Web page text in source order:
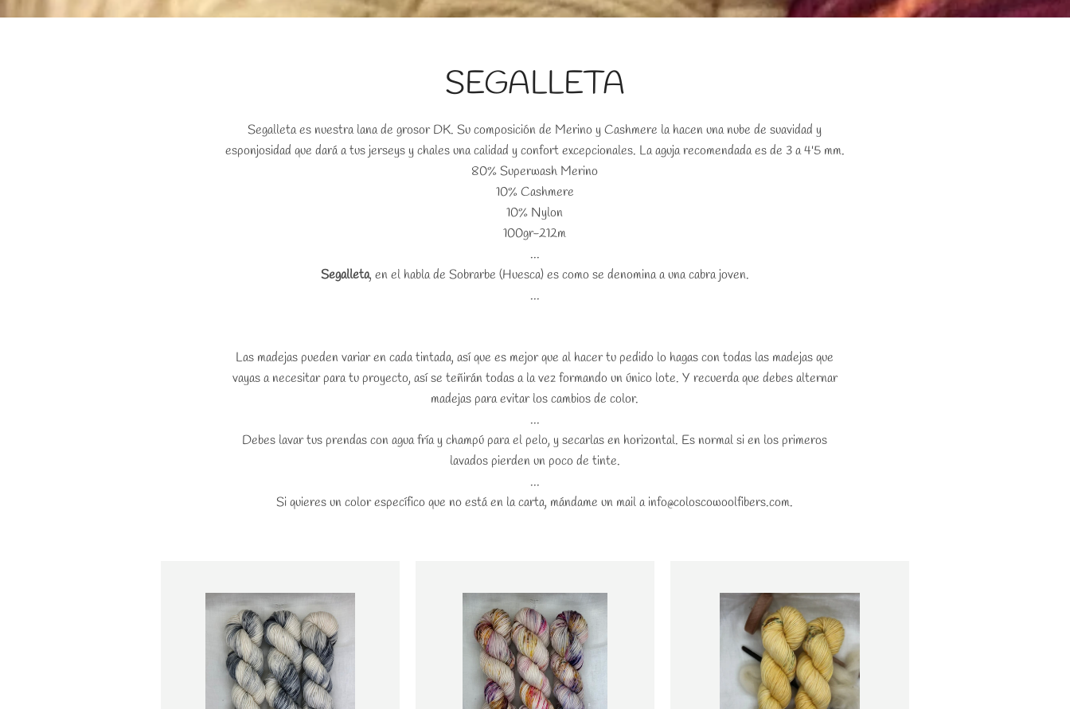
SEGALLETA
Segalleta es nuestra lana de grosor DK. Su composición de Merino y Cashmere la hacen una nube de suavidad y
esponjosidad que dará a tus jerseys y chales una calidad y confort excepcionales. La aguja recomendada es de 3 a 4'5 mm.
80% Superwash Merino
10% Cashmere
10% Nylon
100gr-212m
...
Segalleta, en el habla de Sobrarbe (Huesca) es como se denomina a una cabra joven.
...
Las madejas pueden variar en cada tintada, así que es mejor que al hacer tu pedido lo hagas con todas las madejas que
vayas a necesitar para tu proyecto, así se teñirán todas a la vez formando un único lote. Y recuerda que debes alternar
madejas para evitar los cambios de color.
...
Debes lavar tus prendas con agua fría y champú para el pelo, y secarlas en horizontal. Es normal si en los primeros
lavados pierden un poco de tinte.
...
Si quieres un color específico que no está en la carta, mándame un mail a info@coloscowoolfibers.com.